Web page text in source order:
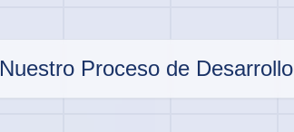
Nuestro Proceso de Desarrollo